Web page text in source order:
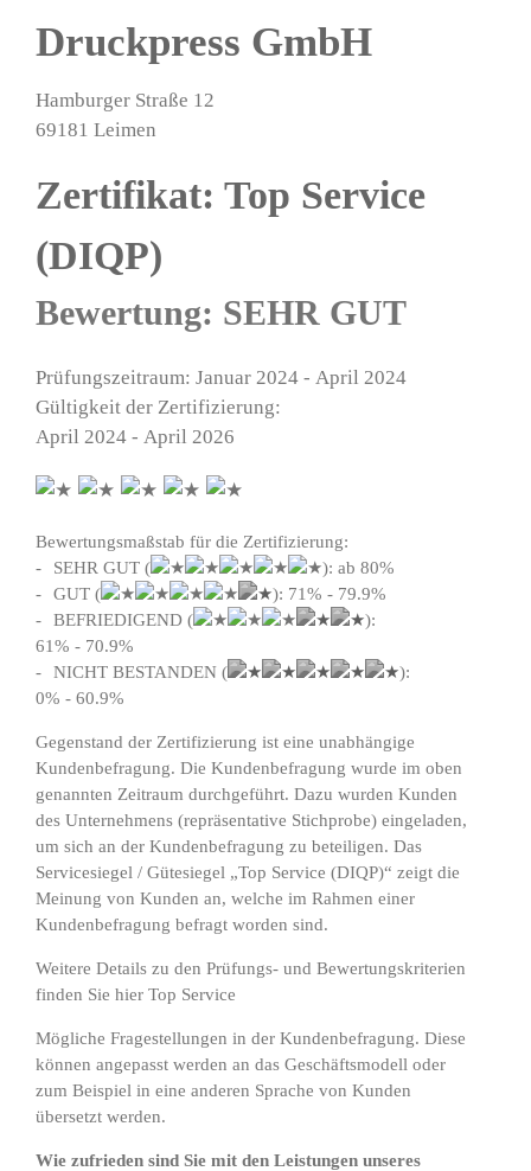
Druckpress GmbH
Hamburger Straße 12
69181 Leimen
Zertifikat: Top Service
(DIQP)
Bewertung: SEHR GUT
Prüfungszeitraum: Januar 2024 - April 2024
Gültigkeit der Zertifizierung:
April 2024 - April 2026
Bewertungsmaßstab für die Zertifizierung:
SEHR GUT (
): ab 80%
GUT (
): 71% - 79.9%
BEFRIEDIGEND (
):
61% - 70.9%
NICHT BESTANDEN (
):
0% - 60.9%
Gegenstand der Zertifizierung ist eine unabhängige
Kundenbefragung. Die Kundenbefragung wurde im oben
genannten Zeitraum durchgeführt. Dazu wurden Kunden
des Unternehmens (repräsentative Stichprobe) eingeladen,
um sich an der Kundenbefragung zu beteiligen. Das
Servicesiegel / Gütesiegel „Top Service (DIQP)“ zeigt die
Meinung von Kunden an, welche im Rahmen einer
Kundenbefragung befragt worden sind.
Weitere Details zu den Prüfungs- und Bewertungskriterien
finden Sie hier Top Service
Mögliche Fragestellungen in der Kundenbefragung. Diese
können angepasst werden an das Geschäftsmodell oder
zum Beispiel in eine anderen Sprache von Kunden
übersetzt werden.
Wie zufrieden sind Sie mit den Leistungen unseres